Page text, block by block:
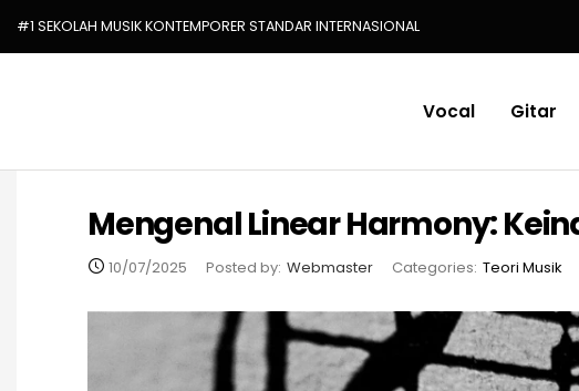
#1 SEKOLAH MUSIK KONTEMPORER STANDAR INTERNASIONAL
Vocal Gitar
Mengenal Linear Harmony:
10/07/2025 Posted by: Webmaster Categories: Teori Musik